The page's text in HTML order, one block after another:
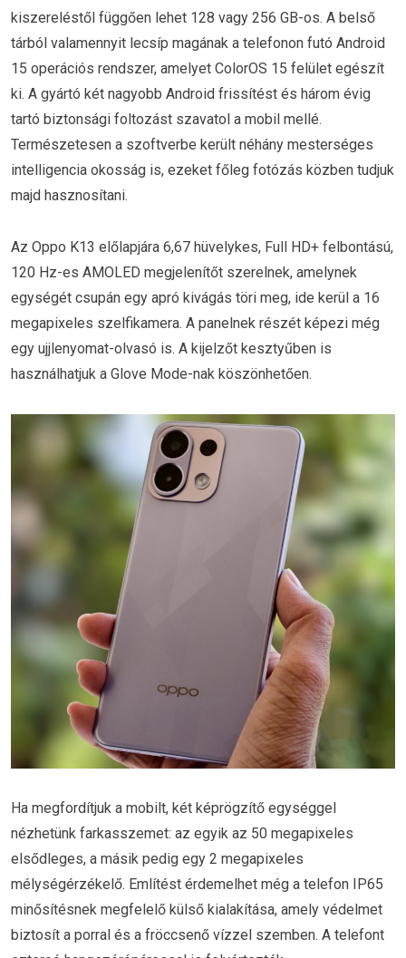
kiszereléstől függően lehet 128 vagy 256 GB-os. A belső
tárból valamennyit lecsíp magának a telefonon futó Android
15 operációs rendszer, amelyet ColorOS 15 felület egészít
ki. A gyártó két nagyobb Android frissítést és három évig
tartó biztonsági foltozást szavatol a mobil mellé.
Természetesen a szoftverbe került néhány mesterséges
intelligencia okosság is, ezeket főleg fotózás közben tudjuk
majd hasznosítani.
Az Oppo K13 előlapjára 6,67 hüvelykes, Full HD+ felbontású,
120 Hz-es AMOLED megjelenítőt szerelnek, amelynek
egységét csupán egy apró kivágás töri meg, ide kerül a 16
megapixeles szelfikamera. A panelnek részét képezi még
egy ujjlenyomat-olvasó is. A kijelzőt kesztyűben is
használhatjuk a Glove Mode-nak köszönhetően.
Ha megfordítjuk a mobilt, két képrögzítő egységgel
nézhetünk farkasszemet: az egyik az 50 megapixeles
elsődleges, a másik pedig egy 2 megapixeles
mélységérzékelő. Említést érdemelhet még a telefon IP65
minősítésnek megfelelő külső kialakítása, amely védelmet
biztosít a porral és a fröccsenő vízzel szemben. A telefont